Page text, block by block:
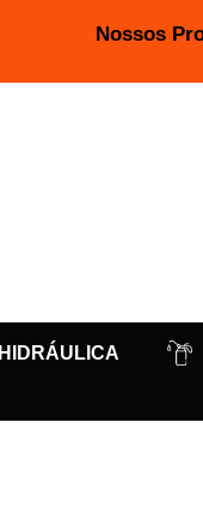
Nossos
HIDRÁULICA